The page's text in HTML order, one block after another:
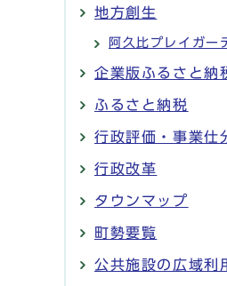
地方創生
阿久比プレイガー
企業版ふるさと納
ふるさと納税
行政評価・事業仕
行政改革
タウンマップ
町勢要覧
公共施設の広域利